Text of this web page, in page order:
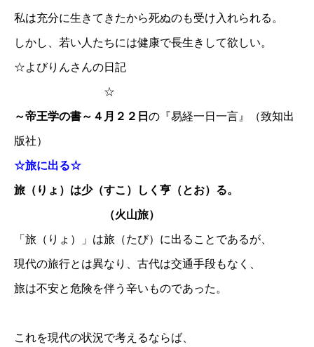
私は充分に生きてきたから死ぬのも受け入れられる。
しかし、若い人たちには健康で長生きして欲しい。
☆よびりんさんの日記
☆
～帝王学の書～４月２２日 の『易経一日一言』（致知出
版社）
☆旅に出る☆
旅（りょ）は少（すこ）しく亨（とお）る。
（火山旅）
「旅（りょ）」は旅（たび）に出ることであるが、
現代の旅行とは異なり、古代は交通手段もなく、
旅は不安と危険を伴う辛いものであった。
これを現代の状況で考えるならば、